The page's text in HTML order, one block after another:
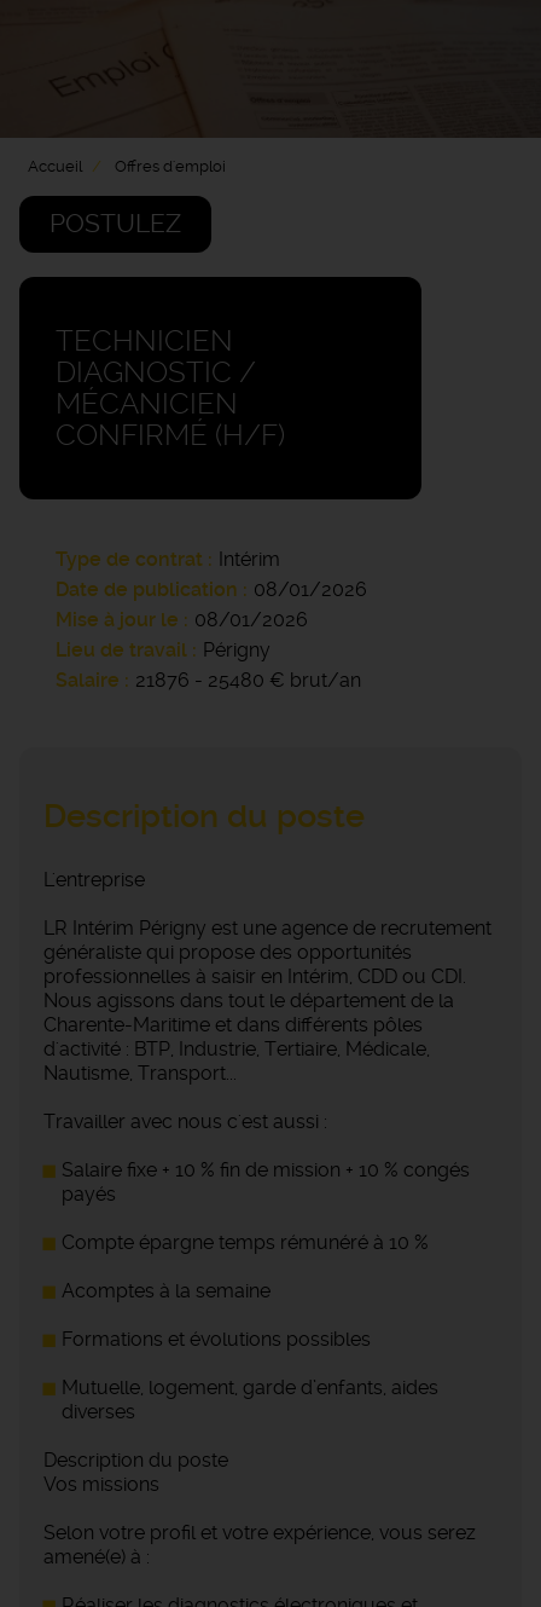
Accueil Offres d'emploi
POSTULEZ
TECHNICIEN
DIAGNOSTIC /
MÉCANICIEN
CONFIRMÉ (H/F)
Type de contrat
Intérim
Date de publication
08/01/2026
Mise à jour le
08/01/2026
Lieu de travail
Périgny
Salaire
21876 - 25480 € brut/an
Description du poste
L'entreprise
LR Intérim Périgny est une agence de recrutement
généraliste qui propose des opportunités
professionnelles à saisir en Intérim, CDD ou CDI.
Nous agissons dans tout le département de la
Charente-Maritime et dans différents pôles
d'activité : BTP, Industrie, Tertiaire, Médicale,
Nautisme, Transport...
Travailler avec nous c'est aussi :
Salaire fixe + 10 % fin de mission + 10 % congés
payés
Compte épargne temps rémunéré à 10 %
Acomptes à la semaine
Formations et évolutions possibles
Mutuelle, logement, garde d’enfants, aides
diverses
Description du poste
Vos missions
Selon votre profil et votre expérience, vous serez
amené(e) à :